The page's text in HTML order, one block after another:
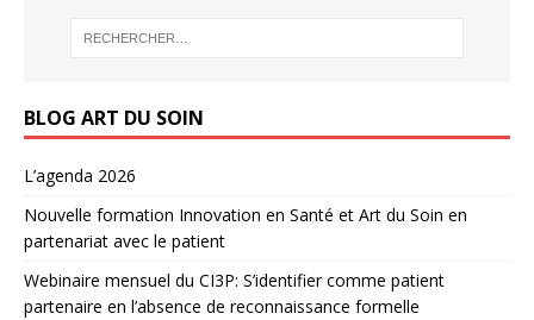
BLOG ART DU SOIN
L’agenda 2026
Nouvelle formation Innovation en Santé et Art du Soin en
partenariat avec le patient
Webinaire mensuel du CI3P: S’identifier comme patient
partenaire en l’absence de reconnaissance formelle